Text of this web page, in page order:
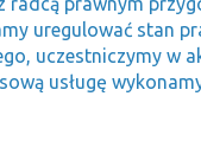
uregulować stan
uczestniczymy w
usługę